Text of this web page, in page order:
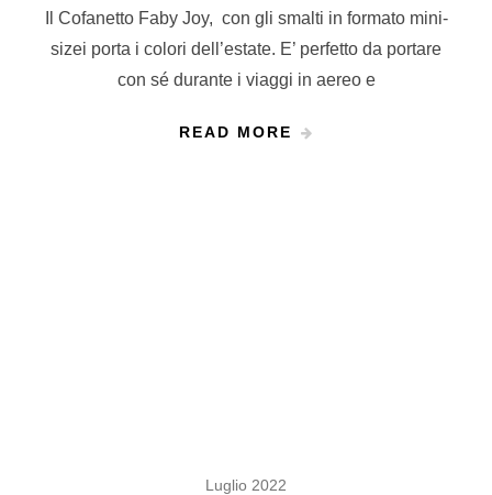
Il Cofanetto Faby Joy, con gli smalti in formato mini-
sizei porta i colori dell’estate. E’ perfetto da portare
con sé durante i viaggi in aereo e
READ MORE
Luglio 2022